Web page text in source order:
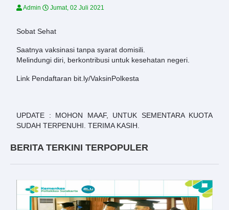
Admin Jumat, 02 Juli 2021
Sobat Sehat
Saatnya vaksinasi tanpa syarat domisili.
Melindungi diri, berkontribusi untuk kesehatan negeri.
Link Pendaftaran bit.ly/VaksinPolkesta
UPDATE : MOHON MAAF, UNTUK SEMENTARA KUOTA
SUDAH TERPENUHI. TERIMA KASIH.
BERITA TERKINI TERPOPULER